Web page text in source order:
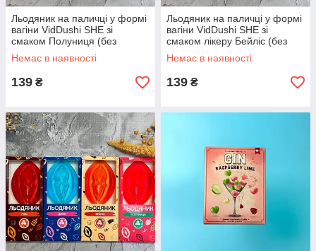
Льодяник на паличці у формі
вагіни VidDushi SHE зі
смаком Полуниця (без
цукру), 17 гр
Немає в наявності
139 ₴
Льодяник на паличці у формі
вагіни VidDushi SHE зі
смаком лікеру Бейліс (без
цукру), 17 гр
Немає в наявності
139 ₴